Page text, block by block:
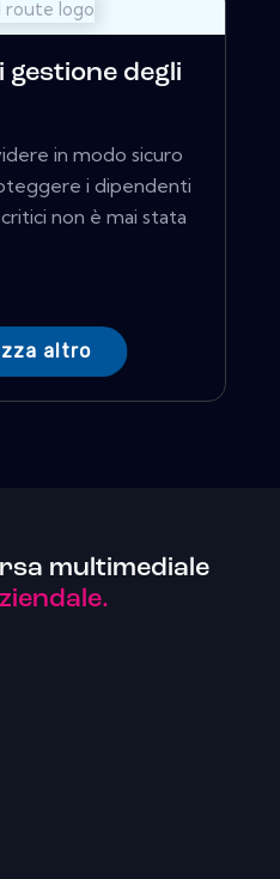
gestione degli
in modo sicuro
i dipendenti
non è mai stata
altro
multimediale